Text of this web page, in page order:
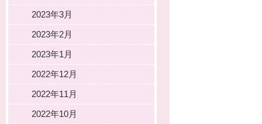
2023年3月
2023年2月
2023年1月
2022年12月
2022年11月
2022年10月